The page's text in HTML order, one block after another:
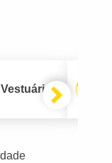
Vestuário